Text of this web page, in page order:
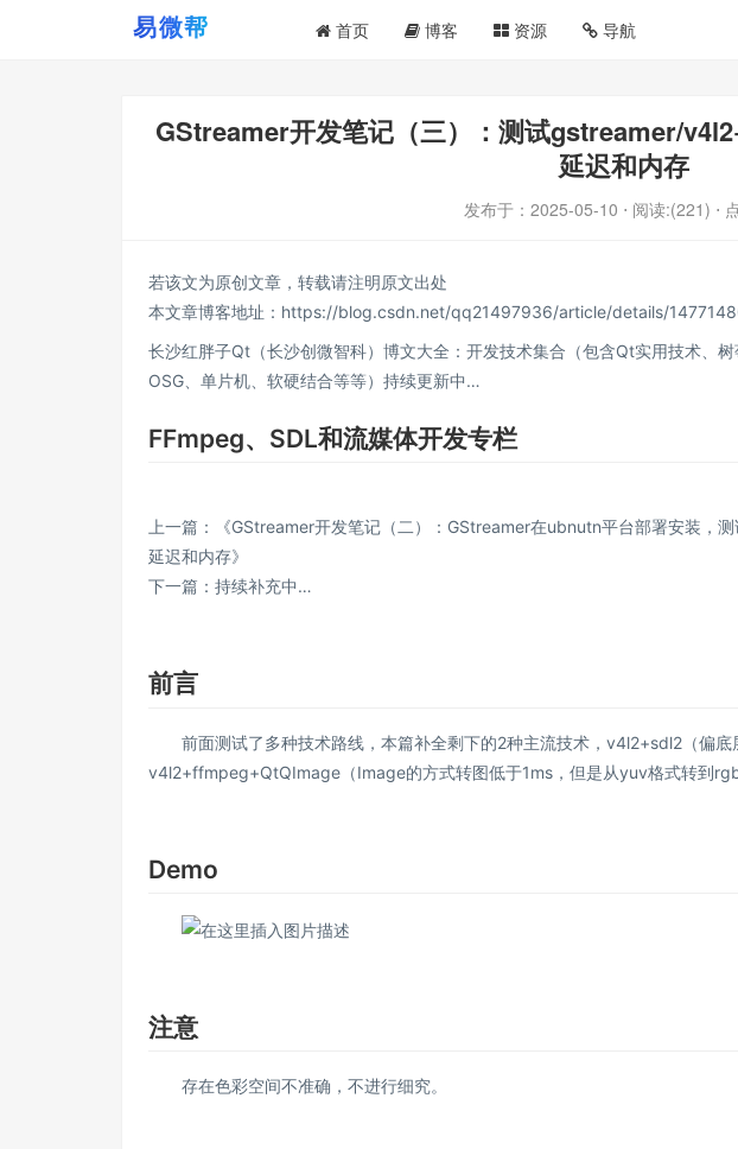
首页 博客 资源 导航
GStreamer开发笔记（三）：测试gstreamer/
延迟和内存
发布于： 2025-05-10 ⋅ 阅读:(221) ⋅
若该文为原创文章，转载请注明原文出处
本文章博客地址： https://blog.csdn.net/qq21497936/article/details/
长沙红胖子Qt（长沙创微智科）博文大全：开发技术集合（包含Qt实用技术、
OSG、单片机、软硬结合等等）持续更新中…
FFmpeg、SDL和流媒体开发专栏
上一篇：《GStreamer开发笔记（二）：GStreamer在ubnutn平台部署安装
延迟和内存》
下一篇：持续补充中…
前言
前面测试了多种技术路线，本篇补全剩下的2种主流技术，v4l2+sdl2（偏底
v4l2+ffmpeg+QtQImage（Image的方式转图低于1ms，但是从yuv格式转到
Demo
注意
存在色彩空间不准确，不进行细究。